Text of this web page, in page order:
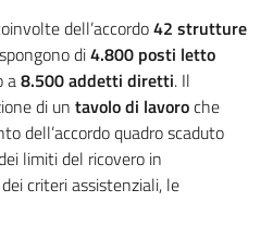
dell’accordo42 strutture
di4.800 posti letto
a8.500 addetti diretti. Il
di un tavolo di lavoroche
dell’accordo quadro scaduto
limiti del ricovero in
criteri assistenziali, le